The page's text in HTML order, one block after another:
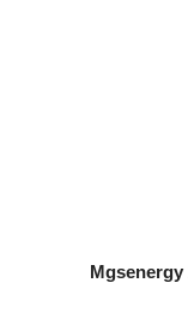
Mgsenergy